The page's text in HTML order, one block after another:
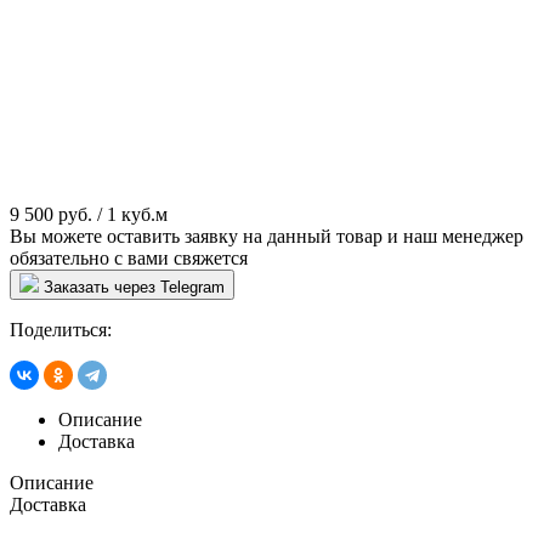
9 500 руб. / 1 куб.м
Вы можете оставить заявку на данный товар и наш менеджер
обязательно с вами свяжется
Заказать через Telegram
Поделиться:
Описание
Доставка
Описание
Доставка